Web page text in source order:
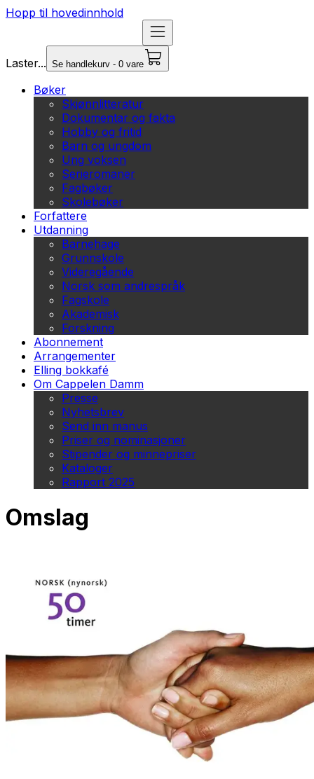
Hopp til hovedinnhold
Laster... Se handlekurv - 0 vare
Bøker
Skjønnlitteratur
Dokumentar og fakta
Hobby og fritid
Barn og ungdom
Ung voksen
Serieromaner
Fagbøker
Skolebøker
Forfattere
Utdanning
Barnehage
Grunnskole
Videregående
Norsk som andrespråk
Fagskole
Akademisk
Forskning
Abonnement
Arrangementer
Elling bokkafé
Om Cappelen Damm
Presse
Nyhetsbrev
Send inn manus
Priser og nominasjoner
Stipender og minnepriser
Kataloger
Rapport 2025
Omslag